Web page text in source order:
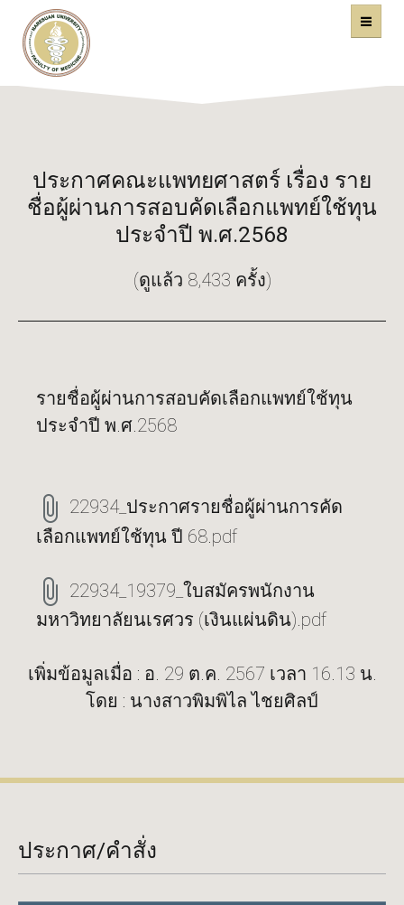
คณะแพทยศาสตร์
ประกาศคณะแพทยศาสตร์ เรื่อง ราย
ชื่อผู้ผ่านการสอบคัดเลือกแพทย์ใช้ทุน
ประจำปี พ.ศ.2568
(ดูแล้ว 8,433 ครั้ง)
รายชื่อผู้ผ่านการสอบคัดเลือกแพทย์ใช้ทุน
ประจำปี พ.ศ.2568
22934_ประกาศรายชื่อผู้ผ่านการคัด
เลือกแพทย์ใช้ทุน ปี 68.pdf
22934_19379_ใบสมัครพนักงาน
มหาวิทยาลัยนเรศวร (เงินแผ่นดิน).pdf
เพิ่มข้อมูลเมื่อ : อ. 29 ต.ค. 2567 เวลา 16.13 น.
โดย : นางสาวพิมพิไล ไชยศิลป์
ประกาศ/คำสั่ง